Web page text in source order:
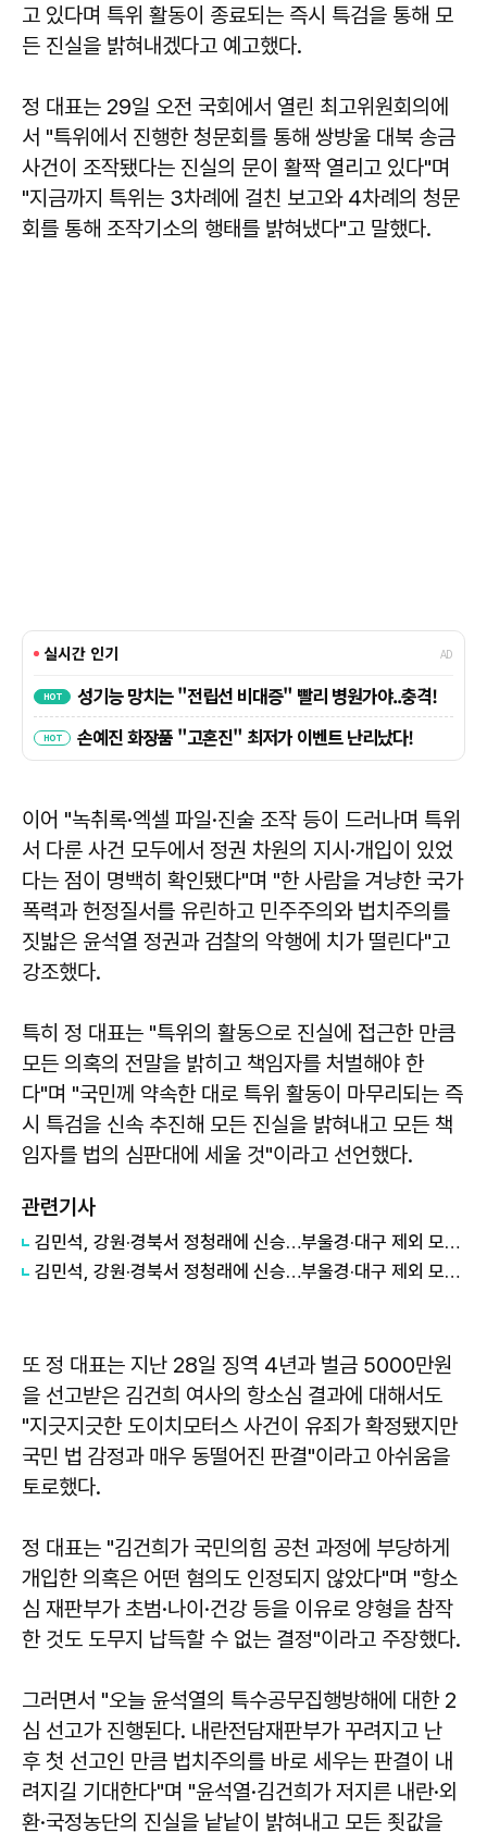
고 있다며 특위 활동이 종료되는 즉시 특검을 통해 모
든 진실을 밝혀내겠다고 예고했다.
정 대표는 29일 오전 국회에서 열린 최고위원회의에
서 "특위에서 진행한 청문회를 통해 쌍방울 대북 송금
사건이 조작됐다는 진실의 문이 활짝 열리고 있다"며
"지금까지 특위는 3차례에 걸친 보고와 4차례의 청문
회를 통해 조작기소의 행태를 밝혀냈다"고 말했다.
이어 "녹취록·엑셀 파일·진술 조작 등이 드러나며 특위
서 다룬 사건 모두에서 정권 차원의 지시·개입이 있었
다는 점이 명백히 확인됐다"며 "한 사람을 겨냥한 국가
폭력과 헌정질서를 유린하고 민주주의와 법치주의를
짓밟은 윤석열 정권과 검찰의 악행에 치가 떨린다"고
강조했다.
특히 정 대표는 "특위의 활동으로 진실에 접근한 만큼
모든 의혹의 전말을 밝히고 책임자를 처벌해야 한
다"며 "국민께 약속한 대로 특위 활동이 마무리되는 즉
시 특검을 신속 추진해 모든 진실을 밝혀내고 모든 책
임자를 법의 심판대에 세울 것"이라고 선언했다.
관련기사
김민석, 강원·경북서 정청래에 신승…부울경·대구 제외 모두 웃었다 外
김민석, 강원·경북서 정청래에 신승…부울경·대구 제외 모두 웃었다
또 정 대표는 지난 28일 징역 4년과 벌금 5000만원
을 선고받은 김건희 여사의 항소심 결과에 대해서도
"지긋지긋한 도이치모터스 사건이 유죄가 확정됐지만
국민 법 감정과 매우 동떨어진 판결"이라고 아쉬움을
토로했다.
정 대표는 "김건희가 국민의힘 공천 과정에 부당하게
개입한 의혹은 어떤 혐의도 인정되지 않았다"며 "항소
심 재판부가 초범·나이·건강 등을 이유로 양형을 참작
한 것도 도무지 납득할 수 없는 결정"이라고 주장했다.
그러면서 "오늘 윤석열의 특수공무집행방해에 대한 2
심 선고가 진행된다. 내란전담재판부가 꾸려지고 난
후 첫 선고인 만큼 법치주의를 바로 세우는 판결이 내
려지길 기대한다"며 "윤석열·김건희가 저지른 내란·외
환·국정농단의 진실을 낱낱이 밝혀내고 모든 죗값을